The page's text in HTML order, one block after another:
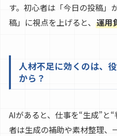
す。初心者は「今日の投稿」
稿」に視点を上げると、 運用
人材不足に効くのは、
から？
AIがあると、仕事を“生成”と
者は生成の補助や素材整理、